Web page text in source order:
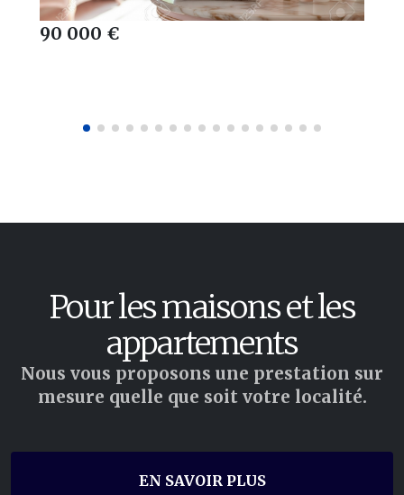
90 000 €
Pour les maisons et les
appartements
Nous vous proposons une prestation sur
mesure quelle que soit votre localité.
EN SAVOIR PLUS